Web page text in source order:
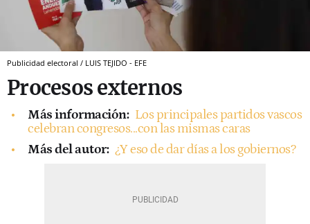
Publicidad electoral / LUIS TEJIDO - EFE
Procesos externos
Más información: Los principales partidos vascos
celebran congresos...con las mismas caras
Más del autor: ¿Y eso de dar días a los gobiernos?